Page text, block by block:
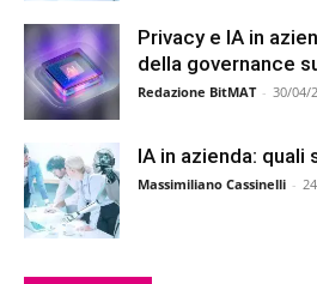
Privacy e IA in
della governance
Redazione BitMAT - 30/04/
IA in azienda: quali
Massimiliano Cassinelli -